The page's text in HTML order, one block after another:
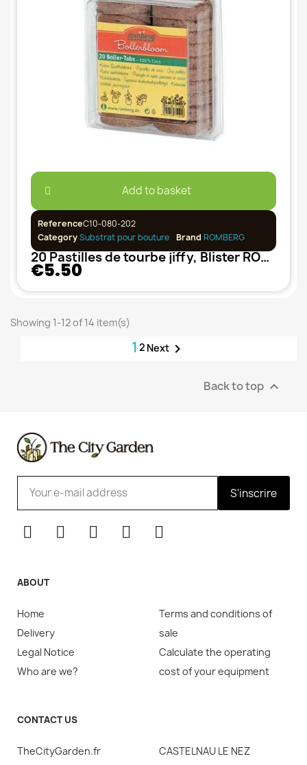
Add to basket
ReferenceC10-080-202
CategorySubstrat pour bouture Brand ROMBERG
20 Pastilles de tourbe jiffy, Blister ROMBERG
€5.50
Showing 1-12 of 14 item(s)
1 2 Next 
Back to top 
S'inscrire
ABOUT
Home
Delivery
Legal Notice
Who are we?
Terms and conditions of
sale
Calculate the operating
cost of your equipment
CONTACT US
TheCityGarden.fr
CASTELNAU LE NEZ